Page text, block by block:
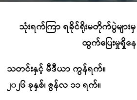
သုံးရက်ကြာ ရခိုင်ရိုးမတိုက်ပွဲများ
ထွက်ပြေးမှုရှိနေ
သတင်းနှင့် မီဒီယာ ကွန်ရက်။
၂၀၂၆ ခုနှစ်၊ ဇွန်လ ၁၁ ရက်။